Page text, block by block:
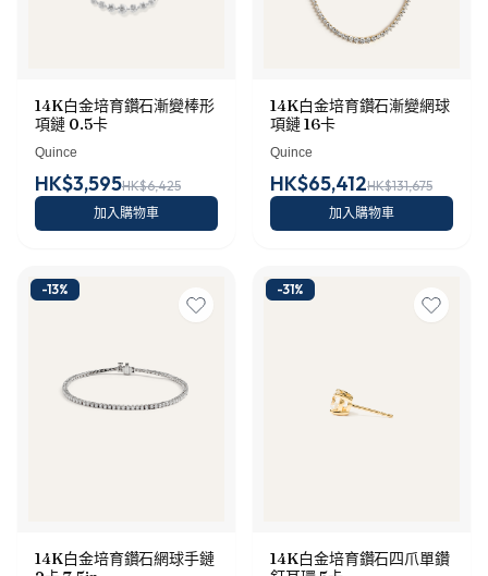
14K白金培育鑽石漸變棒形
項鏈 0.5卡
Quince
HK$3,595HK$6,425
加入購物車
14K白金培育鑽石漸變網球
項鏈 16卡
Quince
HK$65,412HK$131,675
加入購物車
-13%
14K白金培育鑽石網球手鏈
-31%
14K白金培育鑽石四爪單鑽